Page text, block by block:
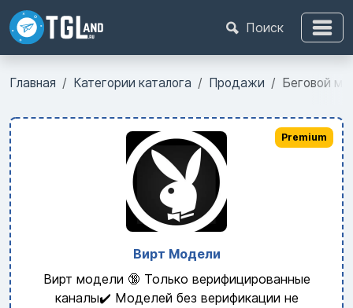
Поиск
Главная Категории каталога Продажи Беговой
Вирт Модели
Вирт модели 🔞 Только верифицированные
каналы✔️ Моделей без верификации не
Premium